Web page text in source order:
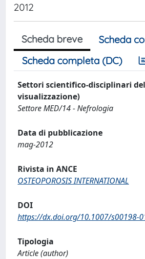
2012
Scheda breve
Scheda
Scheda completa (DC)
Settori scientifico-disciplinari
visualizzazione)
Settore MED/14 - Nefrologia
Data di pubblicazione
mag-2012
Rivista in ANCE
OSTEOPOROSIS INTERNATIONAL
DOI
https://dx.doi.org/10.1007/s00198-
Tipologia
Article (author)